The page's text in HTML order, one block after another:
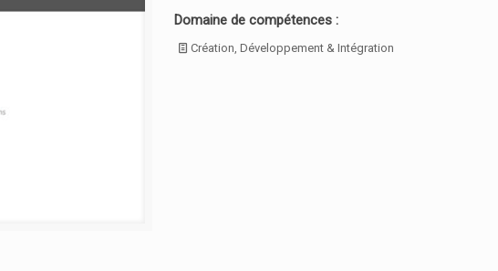
Domaine de compétences :
Création, Développement & Intégration